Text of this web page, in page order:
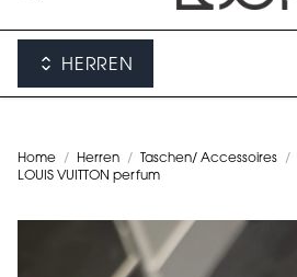
HERREN
Home / Herren / Taschen/ Accessoires /
LOUIS VUITTON perfum